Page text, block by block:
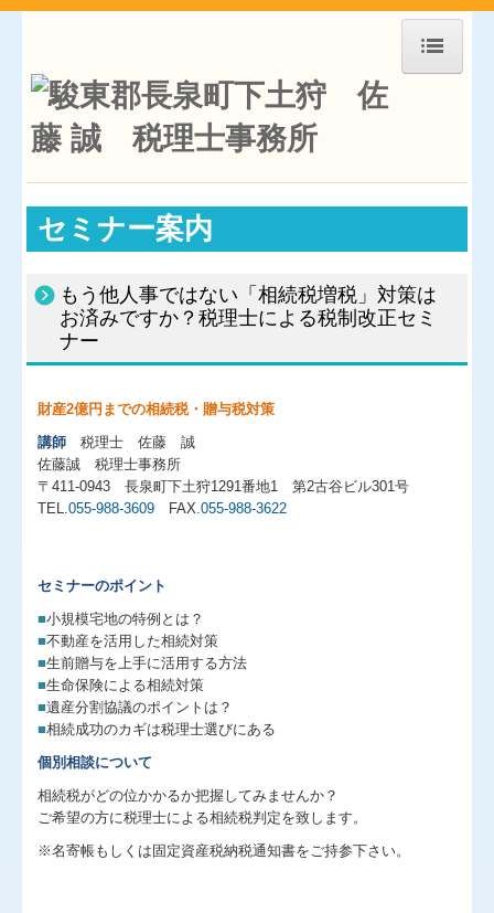
ホーム
お知らせ
事務所紹介
経営理念
業務案内
経営革新等支援機関とは
経営者お役立ち情報
国の共済制度活用コーナー
補助金・助成金・融資情報
相続ネットワーク長泉
所得税確定申告
セミナー案内
TKCシステムQ&A
お問合せ
リンク集
個人情報保護方針
セミナー案内
もう他人事ではない「相続税増税」対策は
お済みですか？税理士による税制改正セミ
ナー
財産2億円までの相続税・贈与税対策
講師税理士 佐藤 誠
佐藤誠 税理士事務所
〒411-0943 長泉町下土狩1291番地1 第2古谷ビル301号
TEL.055-988-3609 FAX.055-988-3622
セミナーのポイント
■小規模宅地の特例とは？
■不動産を活用した相続対策
■生前贈与を上手に活用する方法
■生命保険による相続対策
■遺産分割協議のポイントは？
■相続成功のカギは税理士選びにある
個別相談について
相続税がどの位かかるか把握してみませんか？
ご希望の方に税理士による相続税判定を致します。
※名寄帳もしくは固定資産税納税通知書をご持参下さい。